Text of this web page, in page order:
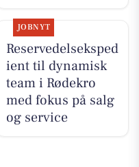
JOBNYT
Reservedelseksped
ient til dynamisk
team i Rødekro
med fokus på salg
og service